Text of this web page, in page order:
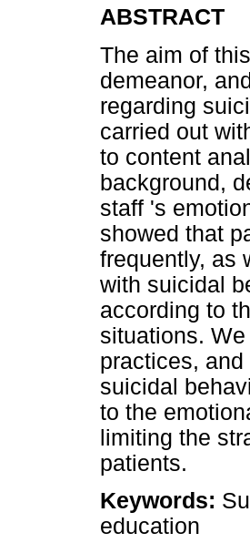
ABSTRACT
The aim of
demeanor,
regarding
carried out
to content
background,
staff 's
showed that
frequently, as
with suicidal
according to
situations.
practices,
suicidal
to the
limiting the
patients.
Keywords:
education